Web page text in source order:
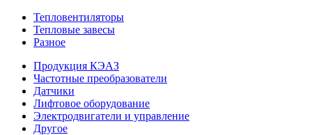
Тепловентиляторы
Тепловые завесы
Разное
Продукция КЭАЗ
Частотные преобразователи
Датчики
Лифтовое оборудование
Электродвигатели и управление
Другое